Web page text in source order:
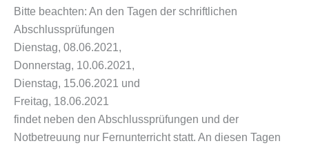
Bitte beachten: An den Tagen der schriftlichen
Abschlussprüfungen
Dienstag, 08.06.2021,
Donnerstag, 10.06.2021,
Dienstag, 15.06.2021 und
Freitag, 18.06.2021
findet neben den Abschlussprüfungen und der
Notbetreuung nur Fernunterricht statt. An diesen Tagen